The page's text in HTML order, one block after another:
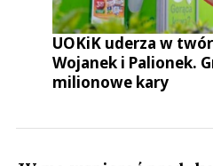
UOKiK uderza w
Wojanek i Palionek.
milionowe kary